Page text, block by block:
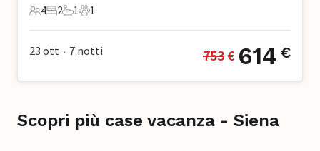
4 Ospiti
4
2 Camere da letto
2
1 Bagno
1
1 Animale domestico
1
23 ott • 7 notti 753 € 614 €
Scopri più case vacanza - Siena